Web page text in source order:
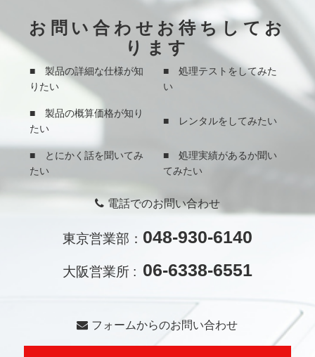
お問い合わせお待ちしてお
ります
■ 製品の詳細な仕様が知
りたい
■ 処理テストをしてみた
い
■ 製品の概算価格が知り
たい
■ レンタルをしてみたい
■ とにかく話を聞いてみ
たい
■ 処理実績があるか聞い
てみたい
電話でのお問い合わせ
東京営業部： 048-930-6140
大阪営業所 : 06-6338-6551
フォームからのお問い合わせ